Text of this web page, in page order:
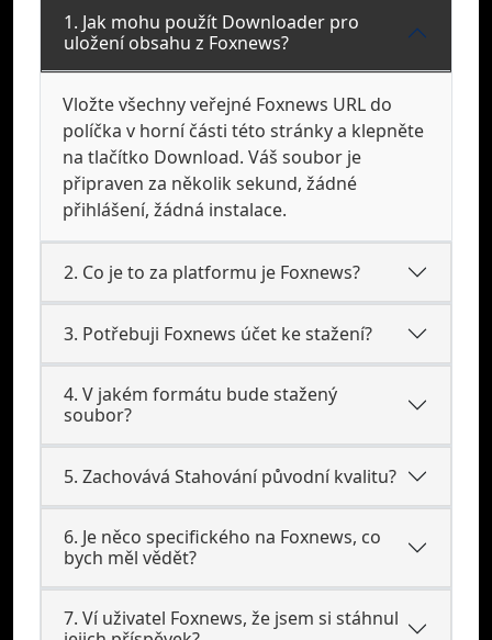
1. Jak mohu použít Downloader pro
uložení obsahu z Foxnews?
Vložte všechny veřejné Foxnews URL do
políčka v horní části této stránky a klepněte
na tlačítko Download. Váš soubor je
připraven za několik sekund, žádné
přihlášení, žádná instalace.
2. Co je to za platformu je Foxnews?
3. Potřebuji Foxnews účet ke stažení?
4. V jakém formátu bude stažený
soubor?
5. Zachovává Stahování původní kvalitu?
6. Je něco specifického na Foxnews, co
bych měl vědět?
7. Ví uživatel Foxnews, že jsem si stáhnul